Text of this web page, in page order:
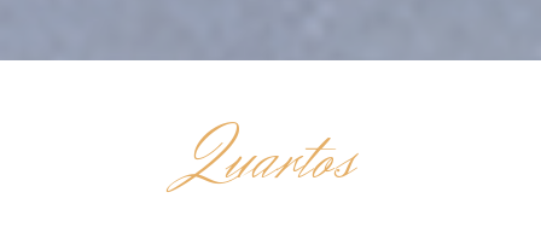
Quartos